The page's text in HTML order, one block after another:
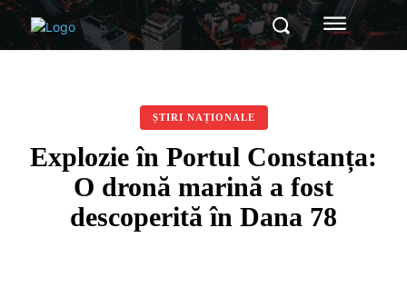
ȘTIRI NAȚIONALE
Explozie în Portul Constanța:
O dronă marină a fost
descoperită în Dana 78